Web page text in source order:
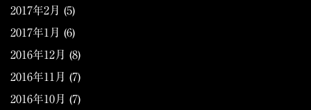
2017年2月 (5)
2017年1月 (6)
2016年12月 (8)
2016年11月 (7)
2016年10月 (7)